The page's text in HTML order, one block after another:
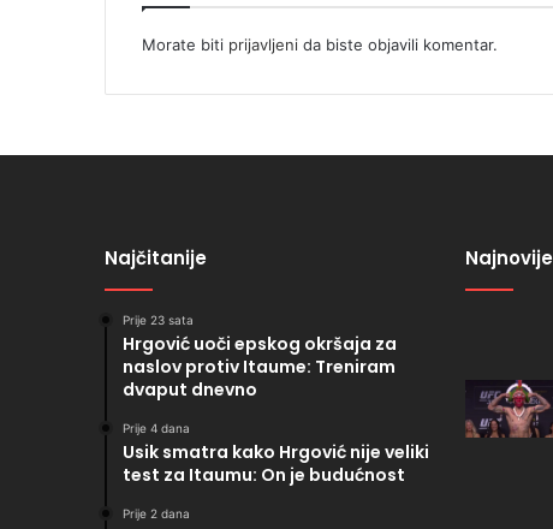
Morate biti prijavljeni da biste objavili komentar.
Najčitanije
Prije 23 sata
Hrgović uoči epskog okršaja za
naslov protiv Itaume: Treniram
dvaput dnevno
Prije 4 dana
Usik smatra kako Hrgović nije veliki
test za Itaumu: On je budućnost
Prije 2 dana
Najnovije